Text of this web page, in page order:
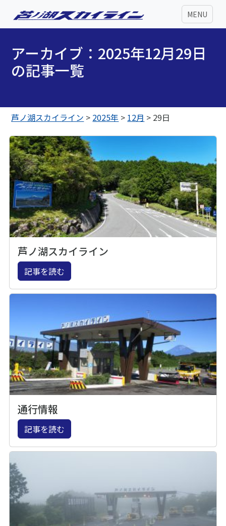
MENU
アーカイブ：2025年12月29日
の記事一覧
芦ノ湖スカイライン > 2025年 > 12月 > 29日
芦ノ湖スカイライン
記事を読む
通行情報
記事を読む